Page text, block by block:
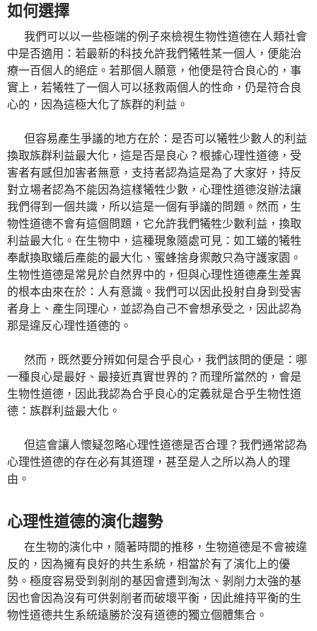
如何選擇
我們可以以一些極端的例子來檢視生物性道德在人類社會
中是否適用：若最新的科技允許我們犧牲某一個人，便能治
療一百個人的絕症。若那個人願意，他便是符合良心的，事
實上，若犧牲了一個人可以拯救兩個人的性命，仍是符合良
心的，因為這極大化了族群的利益。
但容易產生爭議的地方在於：是否可以犧牲少數人的利益
換取族群利益最大化，這是否是良心？根據心理性道德，受
害者有感但加害者無意，支持者認為這是為了大家好，持反
對立場者認為不能因為這樣犧牲少數，心理性道德沒辦法讓
我們得到一個共識，所以這是一個有爭議的問題。然而，生
物性道德不會有這個問題，它允許我們犧牲少數利益，換取
利益最大化。在生物中，這種現象隨處可見：如工蟻的犧牲
奉獻換取蟻后產能的最大化、蜜蜂捨身禦敵只為守護家園。
生物性道德是常見於自然界中的，但與心理性道德產生差異
的根本由來在於：人有意識。我們可以因此投射自身到受害
者身上、產生同理心，並認為自己不會想承受之，因此認為
那是違反心理性道德的。
然而，既然要分辨如何是合乎良心，我們該問的便是：哪
一種良心是最好、最接近真實世界的？而理所當然的，會是
生物性道德，因此我認為合乎良心的定義就是合乎生物性道
德：族群利益最大化。
但這會讓人懷疑忽略心理性道德是否合理？我們通常認為
心理性道德的存在必有其道理，甚至是人之所以為人的理
由。
心理性道德的演化趨勢
在生物的演化中，隨著時間的推移，生物道德是不會被違
反的，因為擁有良好的共生系統，相當於有了演化上的優
勢。極度容易受到剝削的基因會遭到淘汰、剝削力太強的基
因也會因為沒有可供剝削者而破壞平衡，因此維持平衡的生
物性道德共生系統遠勝於沒有道德的獨立個體集合。